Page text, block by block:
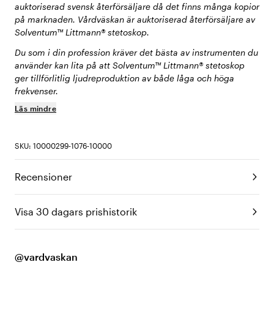
auktoriserad svensk återförsäljare då det finns många kopior
på marknaden. Vårdväskan är auktoriserad återförsäljare av
Solventum™ Littmann® stetoskop.
Du som i din profession kräver det bästa av instrumenten du
använder kan lita på att Solventum™ Littmann® stetoskop
ger tillförlitlig ljudreproduktion av både låga och höga
frekvenser.
Läs mindre
SKU: 10000299-1076-10000
Recensioner
Visa 30 dagars prishistorik
@vardvaskan